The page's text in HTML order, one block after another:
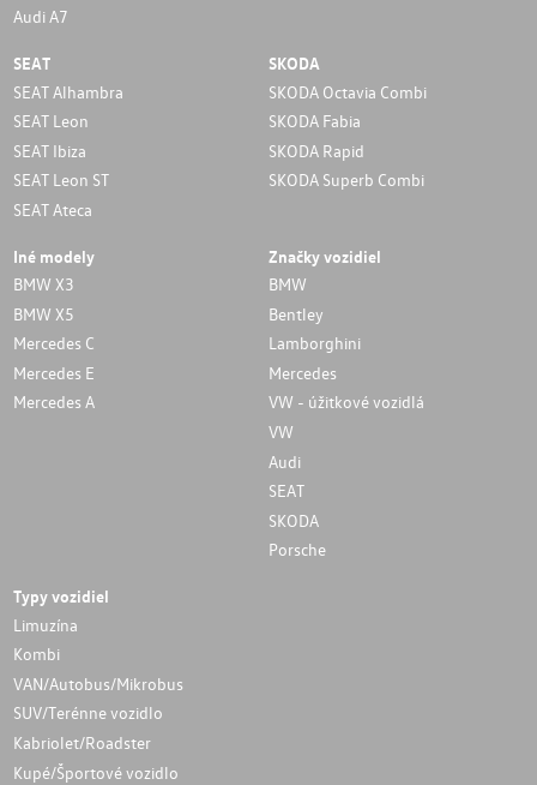
Audi A7
SEAT
SEAT Alhambra
SEAT Leon
SEAT Ibiza
SEAT Leon ST
SEAT Ateca
SKODA
SKODA Octavia Combi
SKODA Fabia
SKODA Rapid
SKODA Superb Combi
Iné modely
BMW X3
BMW X5
Mercedes C
Mercedes E
Mercedes A
Značky vozidiel
BMW
Bentley
Lamborghini
Mercedes
VW - úžitkové vozidlá
VW
Audi
SEAT
SKODA
Porsche
Typy vozidiel
Limuzína
Kombi
VAN/Autobus/Mikrobus
SUV/Terénne vozidlo
Kabriolet/Roadster
Kupé/Športové vozidlo